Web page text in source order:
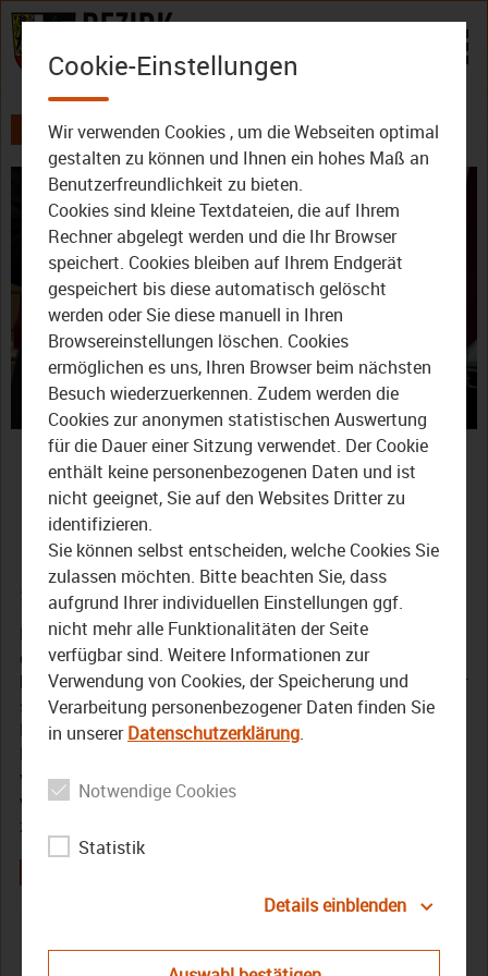
Zum Inhalt
AKTUELLES ALLE VIDEOS
Video
Bezirk Oberfranken: Rund
500 Millionen Euro für den
Haushalt 2021
9. Dezember 2020
Rund eine halbe Milliarde Euro schwer ist der Haushalt,
den der Bezirk Oberfranken für nächstes Jahr am
heutigen Mittwoch (09. Dezember) beschlossen hat. Zwar
sollen Maßnahmen zur Bekämpfung der Corona-
Pandemie nicht vernachlässigt werden, der Großteil des
Haushaltsvolumens wird aber für den sozialen Bereich
veranschlagt – so wie jedes Jahr. Der Haushaltsplan
wurde fast einstimmig verabschiedet – es gab lediglich
zwei Gegenstimmen.
Coronavirus Covid-19
Cookie-Einstellungen
Wir verwenden Cookies , um die Webseiten optimal
gestalten zu können und Ihnen ein hohes Maß an
Benutzerfreundlichkeit zu bieten.
Cookies sind kleine Textdateien, die auf Ihrem
Rechner abgelegt werden und die Ihr Browser
speichert. Cookies bleiben auf Ihrem Endgerät
gespeichert bis diese automatisch gelöscht
werden oder Sie diese manuell in Ihren
Browsereinstellungen löschen. Cookies
ermöglichen es uns, Ihren Browser beim nächsten
Besuch wiederzuerkennen. Zudem werden die
Cookies zur anonymen statistischen Auswertung
für die Dauer einer Sitzung verwendet. Der Cookie
enthält keine personenbezogenen Daten und ist
nicht geeignet, Sie auf den Websites Dritter zu
identifizieren.
Sie können selbst entscheiden, welche Cookies Sie
zulassen möchten. Bitte beachten Sie, dass
aufgrund Ihrer individuellen Einstellungen ggf.
nicht mehr alle Funktionalitäten der Seite
verfügbar sind. Weitere Informationen zur
Verwendung von Cookies, der Speicherung und
Verarbeitung personenbezogener Daten finden Sie
in unsererDatenschutzerklärung.
Notwendige Cookies
Statistik
Details einblenden